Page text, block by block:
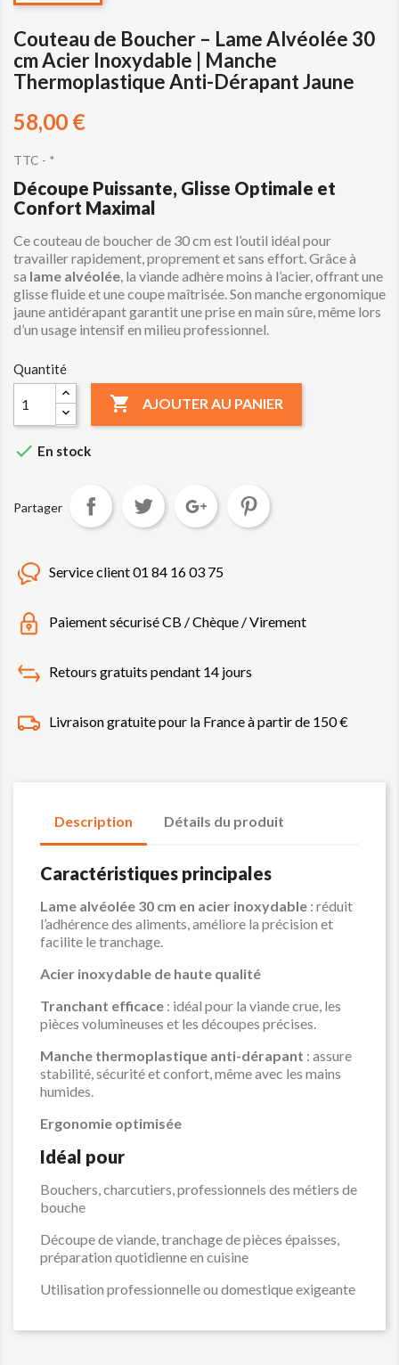
Couteau de Boucher – Lame Alvéolée 30
cm Acier Inoxydable | Manche
Thermoplastique Anti-Dérapant Jaune
58,00 €
TTC *
Découpe Puissante, Glisse Optimale et
Confort Maximal
Ce couteau de boucher de 30 cm est l’outil idéal pour
travailler rapidement, proprement et sans effort. Grâce à
sa lame alvéolée , la viande adhère moins à l’acier, offrant une
glisse fluide et une coupe maîtrisée. Son manche ergonomique
jaune antidérapant garantit une prise en main sûre, même lors
d’un usage intensif en milieu professionnel.
Quantité
 AJOUTER AU PANIER
 En stock
Partager
Service client 01 84 16 03 75
Paiement sécurisé CB / Chèque / Virement
Retours gratuits pendant 14 jours
Livraison gratuite pour la France à partir de 150 €
Description Détails du produit
Caractéristiques principales
Lame alvéolée 30 cm en acier inoxydable : réduit
l’adhérence des aliments, améliore la précision et
facilite le tranchage.
Acier inoxydable de haute qualité
Tranchant efficace : idéal pour la viande crue, les
pièces volumineuses et les découpes précises.
Manche thermoplastique anti-dérapant : assure
stabilité, sécurité et confort, même avec les mains
humides.
Ergonomie optimisée
Idéal pour
Bouchers, charcutiers, professionnels des métiers de
bouche
Découpe de viande, tranchage de pièces épaisses,
préparation quotidienne en cuisine
Utilisation professionnelle ou domestique exigeante